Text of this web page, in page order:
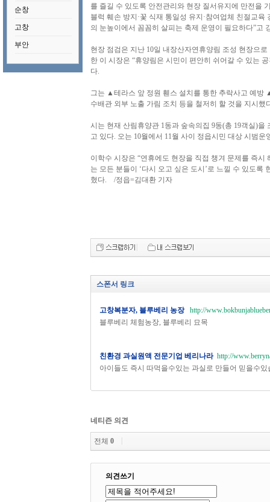
순창
고창
부안
를 즐길 수 있도록 안전관리와 현장 질서유지에 만전을
블럭 훼손 방지·꽃 식재 통일성 유지·참여업체 친절교
의 눈높이에서 꼼꼼히 살피는 축제 운영이 필요하다”고
현장 점검은 지난 10일 내장산자연휴양림 조성 현장으
한 이 시장은 “휴양림은 시민이 편안히 쉬어갈 수 있는
다.
그는 ▲테라스 앞 정원 휀스 설치를 통한 추락사고 예
수배관 외부 노출 가림 조치 등을 철저히 할 것을 지시했
시는 현재 산림휴양관 1동과 숲속의집 9동(총 19객실)
고 있다. 오는 10월에서 11월 사이 정읍시민 대상 시범
이학수 시장은 “연휴에도 현장을 직접 챙겨 문제를 즉
는 모든 분들이 ‘다시 오고 싶은 도시’로 느낄 수 있도
혔다. /정읍=김대환 기자
스폰서 링크
고창복분자, 블루베리 농장 http://
블루베리 체험농장, 블루베리 묘목
친환경 과실원액 전문기업 베리나라 http://
아이들도 즉시 따먹을수있는 과실로 만들어 믿을수있
네티즌 의견
전체 0
의견쓰기